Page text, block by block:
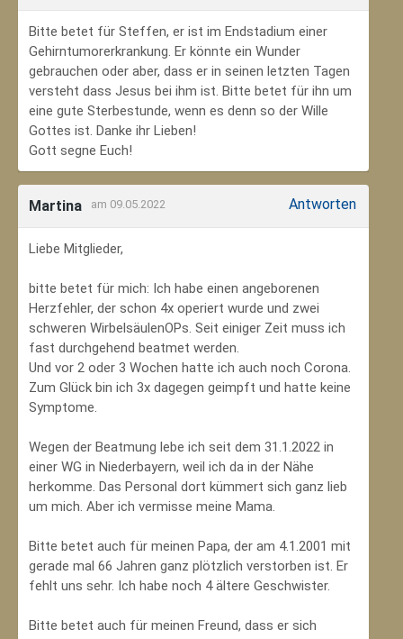
Bitte betet für Steffen, er ist im Endstadium einer
Gehirntumorerkrankung. Er könnte ein Wunder
gebrauchen oder aber, dass er in seinen letzten Tagen
versteht dass Jesus bei ihm ist. Bitte betet für ihn um
eine gute Sterbestunde, wenn es denn so der Wille
Gottes ist. Danke ihr Lieben!
Gott segne Euch!
Martina am 09.05.2022 Antworten
Liebe Mitglieder,
bitte betet für mich: Ich habe einen angeborenen
Herzfehler, der schon 4x operiert wurde und zwei
schweren WirbelsäulenOPs. Seit einiger Zeit muss ich
fast durchgehend beatmet werden.
Und vor 2 oder 3 Wochen hatte ich auch noch Corona.
Zum Glück bin ich 3x dagegen geimpft und hatte keine
Symptome.
Wegen der Beatmung lebe ich seit dem 31.1.2022 in
einer WG in Niederbayern, weil ich da in der Nähe
herkomme. Das Personal dort kümmert sich ganz lieb
um mich. Aber ich vermisse meine Mama.
Bitte betet auch für meinen Papa, der am 4.1.2001 mit
gerade mal 66 Jahren ganz plötzlich verstorben ist. Er
fehlt uns sehr. Ich habe noch 4 ältere Geschwister.
Bitte betet auch für meinen Freund, dass er sich